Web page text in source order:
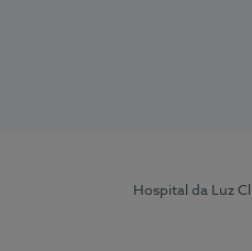
Hospital da Luz